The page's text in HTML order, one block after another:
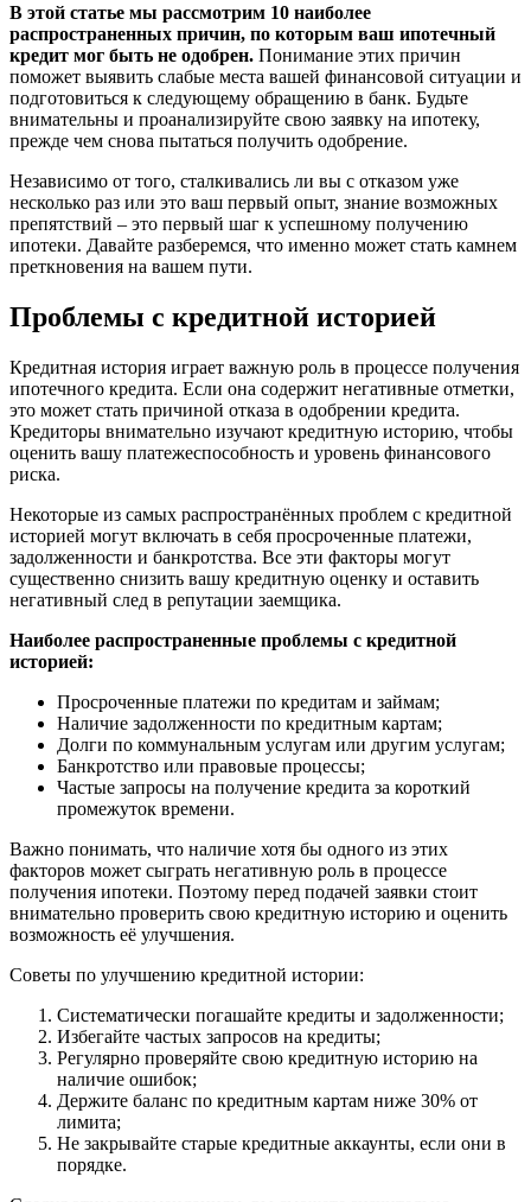
В этой статье мы рассмотрим 10 наиболее
распространенных причин, по которым ваш ипотечный
кредит мог быть не одобрен. Понимание этих причин
поможет выявить слабые места вашей финансовой ситуации и
подготовиться к следующему обращению в банк. Будьте
внимательны и проанализируйте свою заявку на ипотеку,
прежде чем снова пытаться получить одобрение.
Независимо от того, сталкивались ли вы с отказом уже
несколько раз или это ваш первый опыт, знание возможных
препятствий – это первый шаг к успешному получению
ипотеки. Давайте разберемся, что именно может стать камнем
преткновения на вашем пути.
Проблемы с кредитной историей
Кредитная история играет важную роль в процессе получения
ипотечного кредита. Если она содержит негативные отметки,
это может стать причиной отказа в одобрении кредита.
Кредиторы внимательно изучают кредитную историю, чтобы
оценить вашу платежеспособность и уровень финансового
риска.
Некоторые из самых распространённых проблем с кредитной
историей могут включать в себя просроченные платежи,
задолженности и банкротства. Все эти факторы могут
существенно снизить вашу кредитную оценку и оставить
негативный след в репутации заемщика.
Наиболее распространенные проблемы с кредитной
историей:
Просроченные платежи по кредитам и займам;
Наличие задолженности по кредитным картам;
Долги по коммунальным услугам или другим услугам;
Банкротство или правовые процессы;
Частые запросы на получение кредита за короткий
промежуток времени.
Важно понимать, что наличие хотя бы одного из этих
факторов может сыграть негативную роль в процессе
получения ипотеки. Поэтому перед подачей заявки стоит
внимательно проверить свою кредитную историю и оценить
возможность её улучшения.
Советы по улучшению кредитной истории:
Систематически погашайте кредиты и задолженности;
Избегайте частых запросов на кредиты;
Регулярно проверяйте свою кредитную историю на
наличие ошибок;
Держите баланс по кредитным картам ниже 30% от
лимита;
Не закрывайте старые кредитные аккаунты, если они в
порядке.